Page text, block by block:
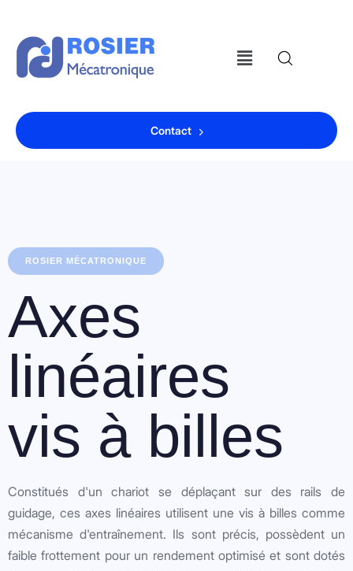
Contact
ROSIER MÉCATRONIQUE
Axes
linéaires
vis à billes
Constitués d'un chariot se déplaçant sur des rails de
guidage, ces axes linéaires utilisent une vis à billes comme
mécanisme d'entraînement. Ils sont précis, possèdent un
faible frottement pour un rendement optimisé et sont dotés